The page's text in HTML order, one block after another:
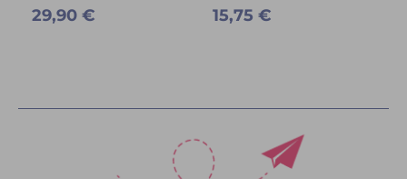
29,90 € 15,75 €